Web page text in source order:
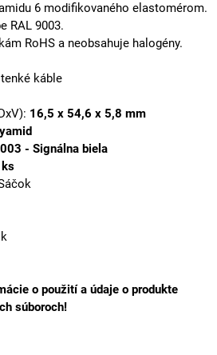
6 modifikovaného elastomérom.
RAL 9003.
RoHS a neobsahuje halogény.
káble
16,5 x 54,6 x 5,8 mm
- Signálna biela
o použití a údaje o produkte
súboroch!